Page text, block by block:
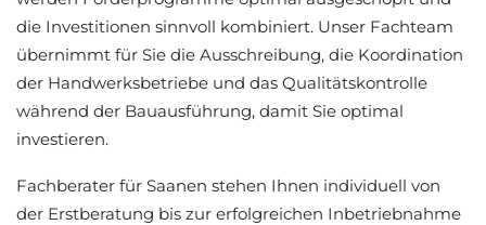
die Investitionen sinnvoll kombiniert. Unser Fachteam
übernimmt für Sie die Ausschreibung, die Koordination
der Handwerksbetriebe und das Qualitätskontrolle
während der Bauausführung, damit Sie optimal
investieren.
Fachberater für Saanen stehen Ihnen individuell von
der Erstberatung bis zur erfolgreichen Inbetriebnahme